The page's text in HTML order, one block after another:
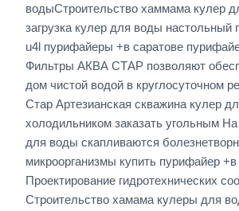
водыСтроительство хаммама кулер
загрузка кулер для воды настольный
u4l пурифайеры +в саратове
Фильтры АКВА СТАР позволяют
дом чистой водой в круглосуточном
Стар Артезианская скважина кулер
холодильником заказать угольным
для воды скапливаются
микроорганизмы купить пурифайер
Проектирование гидротехнических
Строительство хамама кулеры для